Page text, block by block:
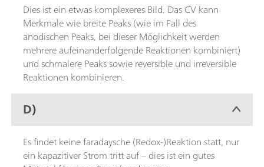
Dies ist ein etwas komplexeres Bild. Das CV kann
Merkmale wie breite Peaks (wie im Fall des
anodischen Peaks, bei dieser Möglichkeit werden
mehrere aufeinanderfolgende Reaktionen kombiniert)
und schmalere Peaks sowie reversible und irreversible
Reaktionen kombinieren.
D)
Es findet keine faradaysche (Redox-)Reaktion statt, nur
ein kapazitiver Strom tritt auf – dies ist ein gutes